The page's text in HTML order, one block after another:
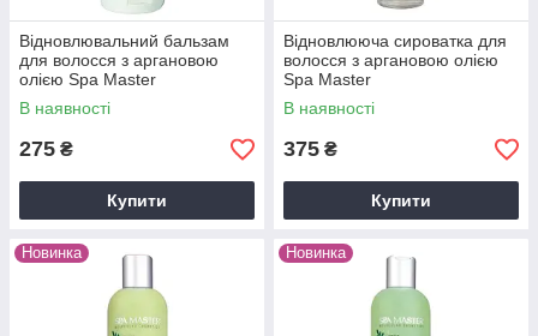
Відновлювальний бальзам
для волосся з аргановою
олією Spa Master
В наявності
275 ₴
Купити
Відновлююча сироватка для
волосся з аргановою олією
Spa Master
В наявності
375 ₴
Купити
Новинка Новинка